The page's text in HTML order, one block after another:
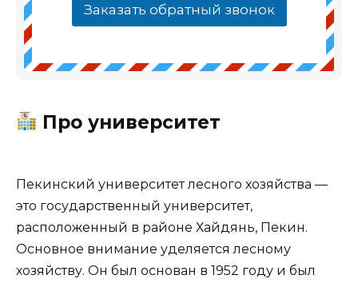
Заказать обратный звонок
Про университет
Пекинский университет лесного хозяйства —
это государственный университет,
расположенный в районе Хайдянь, Пекин.
Основное внимание уделяется лесному
хозяйству. Он был основан в 1952 году и был